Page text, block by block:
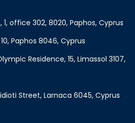
office 302, 8020, Paphos, Cyprus
Paphos 8046, Cyprus
Residence, 15, Limassol 3107,
Street, Larnaca 6045, Cyprus